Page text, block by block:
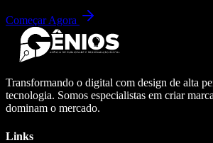
Começar Agora
Transformando o digital com design de alta
tecnologia. Somos especialistas em criar
dominam o mercado.
Links